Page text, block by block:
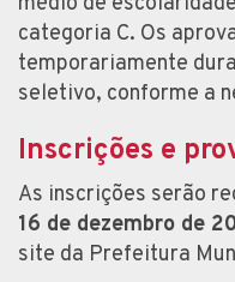
categoria C. Os
temporariamente
seletivo, conforme a
Inscrições e
As inscrições serão
16 de dezembro de
site da Prefeitura